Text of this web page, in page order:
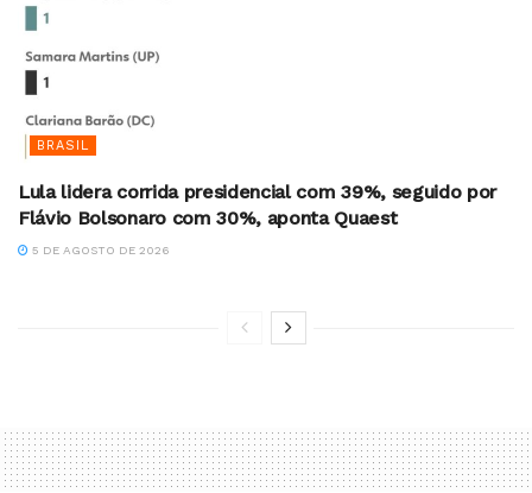
BRASIL
Lula lidera corrida presidencial com 39%, seguido por
Flávio Bolsonaro com 30%, aponta Quaest
5 DE AGOSTO DE 2026